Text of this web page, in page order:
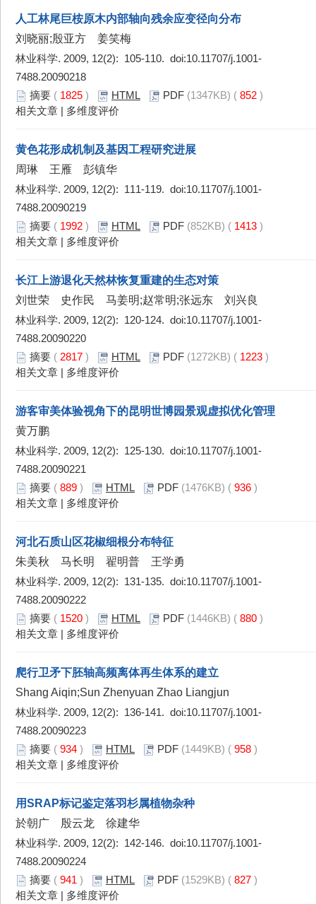
人工林尾巨桉原木内部轴向残余应变径向分布
刘晓丽;殷亚方 姜笑梅
林业科学. 2009, 12(2): 105-110. doi:10.11707/j.1001-
7488.20090218
摘要 ( 1825 ) HTML PDF (1347KB) ( 852 )
相关文章
多维度评价
黄色花形成机制及基因工程研究进展
周琳 王雁 彭镇华
林业科学. 2009, 12(2): 111-119. doi:10.11707/j.1001-
7488.20090219
摘要 ( 1992 ) HTML PDF (852KB) ( 1413 )
相关文章
多维度评价
长江上游退化天然林恢复重建的生态对策
刘世荣 史作民 马姜明;赵常明;张远东 刘兴良
林业科学. 2009, 12(2): 120-124. doi:10.11707/j.1001-
7488.20090220
摘要 ( 2817 ) HTML PDF (1272KB) ( 1223 )
相关文章
多维度评价
游客审美体验视角下的昆明世博园景观虚拟优化管理
黄万鹏
林业科学. 2009, 12(2): 125-130. doi:10.11707/j.1001-
7488.20090221
摘要 ( 889 ) HTML PDF (1476KB) ( 936 )
相关文章
多维度评价
河北石质山区花椒细根分布特征
朱美秋 马长明 翟明普 王学勇
林业科学. 2009, 12(2): 131-135. doi:10.11707/j.1001-
7488.20090222
摘要 ( 1520 ) HTML PDF (1446KB) ( 880 )
相关文章
多维度评价
爬行卫矛下胚轴高频离体再生体系的建立
Shang Aiqin;Sun Zhenyuan Zhao Liangjun
林业科学. 2009, 12(2): 136-141. doi:10.11707/j.1001-
7488.20090223
摘要 ( 934 ) HTML PDF (1449KB) ( 958 )
相关文章
多维度评价
用SRAP标记鉴定落羽杉属植物杂种
於朝广 殷云龙 徐建华
林业科学. 2009, 12(2): 142-146. doi:10.11707/j.1001-
7488.20090224
摘要 ( 941 ) HTML PDF (1529KB) ( 827 )
相关文章
多维度评价